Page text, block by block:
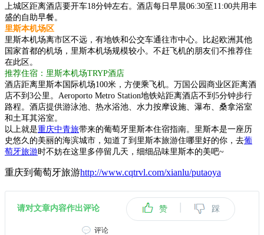
上城区距离酒店要开车18分钟左右。酒店每日早晨06:30至11:00共用丰
盛的自助早餐。
里斯本机场区
里斯本机场离市区不远，有地铁和公交车通往市中心。比起欧洲其他
国家首都的机场，里斯本机场规模较小。不赶飞机的朋友们不推荐住
在此区。
推荐住宿：里斯本机场TRYP酒店
酒店距离里斯本国际机场100米，方便乘飞机。万国公园商业区距离酒
店不到3公里。Aeroporto Metro Station地铁站距离酒店不到5分钟步行
路程。酒店提供游泳池、热水浴池、水力按摩设施、瀑布、桑拿浴室
和土耳其浴室。
以上就是重庆中青旅带来的葡萄牙里斯本住宿指南。里斯本是一座历
史悠久的美丽的海滨城市，知道了到里斯本旅游住哪里好的你，去葡
萄牙旅游时不妨在这里多停留几天，细细品味里斯本的美吧~
重庆到葡萄牙旅游http://www.cqtrvl.com/xianlu/putaoya
请对文章内容作出评论 赞 | 踩
评论